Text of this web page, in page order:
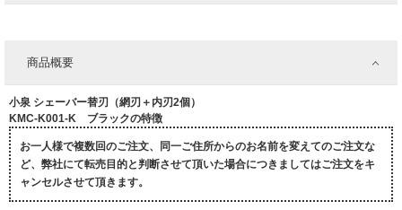
商品概要
小泉 シェーバー替刃（網刃＋内刃2個）
KMC-K001-K ブラックの特徴
お一人様で複数回のご注文、同一ご住所からのお名前を変えてのご注文な
ど、弊社にて転売目的と判断させて頂いた場合につきましてはご注文をキ
ャンセルさせて頂きます。